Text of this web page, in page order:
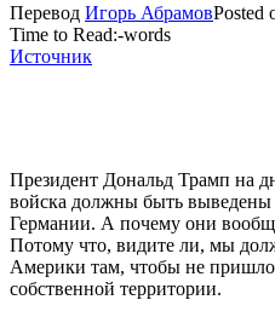
Перевод Игорь АбрамовPosted
Time to Read:-words
Источник
Президент Дональд Трамп на
войска должны быть
Германии. А почему они
Потому что, видите ли, мы
Америки там, чтобы не
собственной территории.